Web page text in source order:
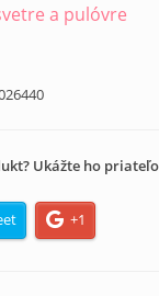
a pulóvre
Ukážte ho
+1